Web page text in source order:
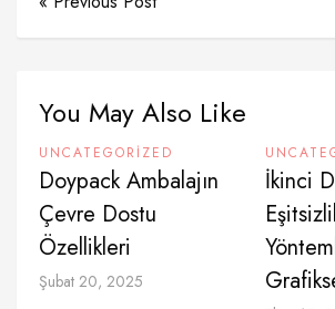
You May Also Like
UNCATEGORIZED
Doypack Ambalajın
Çevre Dostu
Özellikleri
Şubat 20, 2025
İkinci